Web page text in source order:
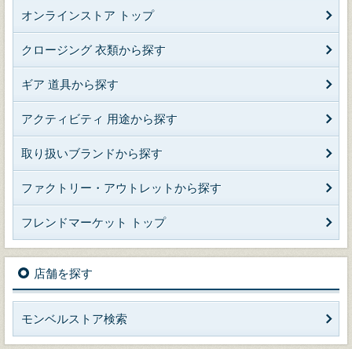
オンラインストア トップ
クロージング 衣類から探す
ギア 道具から探す
アクティビティ 用途から探す
取り扱いブランドから探す
ファクトリー・アウトレットから探す
フレンドマーケット トップ
店舗を探す
モンベルストア検索